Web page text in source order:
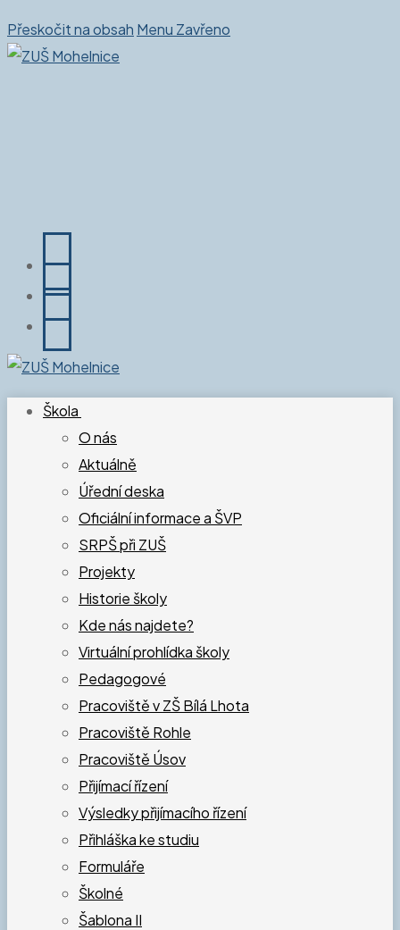
Přeskočit na obsah Menu Zavřeno
Škola
O nás
Aktuálně
Úřední deska
Oficiální informace a ŠVP
SRPŠ při ZUŠ
Projekty
Historie školy
Kde nás najdete?
Virtuální prohlídka školy
Pedagogové
Pracoviště v ZŠ Bílá Lhota
Pracoviště Rohle
Pracoviště Úsov
Přijímací řízení
Výsledky přijímacího řízení
Přihláška ke studiu
Formuláře
Školné
Šablona II